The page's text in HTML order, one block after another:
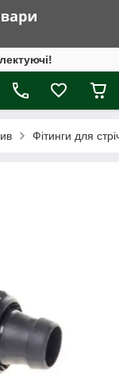
Фітинги для